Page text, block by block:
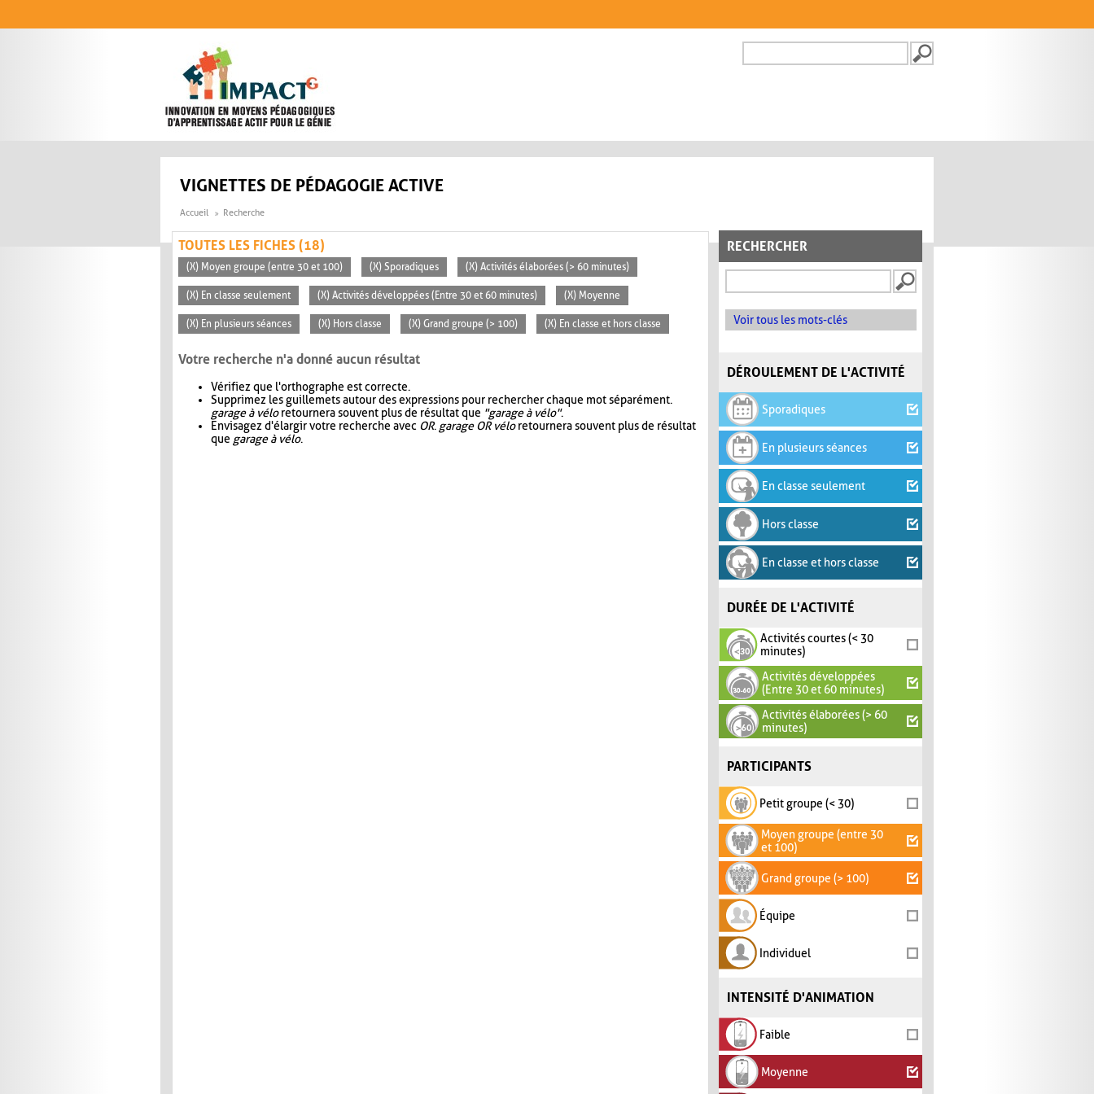
FORMULAIRE DE
VIGNETTES DE PÉDAGOGIE ACTIVE
Accueil Recherche
RECHERCHER
Voir tous les mots-clés
DÉROULEMENT DE L'ACTIVITÉ
Sporadiques
En plusieurs séances
En classe seulement
Hors classe
En classe et hors classe
DURÉE DE L'ACTIVITÉ
Activités courtes (< 30
minutes)
Activités développées
(Entre 30 et 60 minutes)
Activités élaborées (> 60
minutes)
PARTICIPANTS
Petit groupe (< 30)
Moyen groupe (entre 30
et 100)
Grand groupe (> 100)
Équipe
Individuel
INTENSITÉ D'ANIMATION
Faible
Moyenne
TOUTES LES FICHES (18)
(X) Moyen groupe (entre 30 et 100) (X) Sporadiques (X) Activités élaborées (> 60 minutes)
(X) En classe seulement (X) Activités développées (Entre 30 et 60 minutes) (X) Moyenne
(X) En plusieurs séances (X) Hors classe (X) Grand groupe (> 100) (X) En classe et hors classe
Votre recherche n'a donné aucun résultat
Vérifiez que l'orthographe est correcte.
Supprimez les guillemets autour des expressions pour rechercher chaque mot séparément.
garage à véloretournera souvent plus de résultat que "garage à vélo".
Envisagez d'élargir votre recherche avec OR. garage OR véloretournera souvent plus de résultat
que garage à vélo.